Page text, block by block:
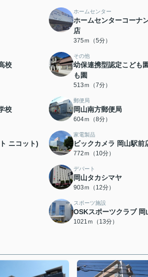
ホームセンター
ホームセンターコーナ
店
375ｍ（5分）
校
その他
幼保連携型認定こども
も園
513ｍ（7分）
校
郵便局
岡山南方郵便局
604ｍ（8分）
ニコット)
家電製品
ビックカメラ 岡山駅前
772ｍ（10分）
デパート
岡山タカシマヤ
903ｍ（12分）
スポーツ施設
OSKスポーツクラブ 岡
1021ｍ（13分）